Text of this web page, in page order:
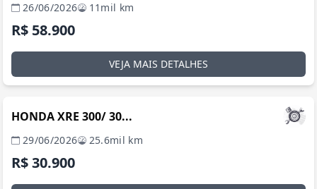
26/06/2026 11mil km
R$ 58.900
VEJA MAIS DETALHES
HONDA XRE 300/ 30...
29/06/2026 25.6mil km
R$ 30.900